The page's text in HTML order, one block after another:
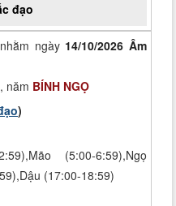
đạo
ngày 14/10/2026 Âm
, năm BÍNH NGỌ
)
(5:00-6:59),Ngọ
(17:00-18:59)